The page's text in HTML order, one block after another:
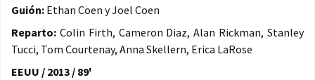
Guión: Ethan Coen y Joel Coen
Reparto: Colin Firth, Cameron Diaz, Alan Rickman, Stanley
Tucci, Tom Courtenay, Anna Skellern, Erica LaRose
EEUU / 2013 / 89'